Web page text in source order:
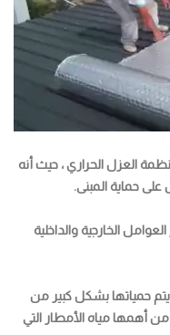
العزل الحراري ، حيث أنه
حماية المبنى.
الخارجية والداخلية
حمياتها بشكل كبير من
أهمها مياه الأمطار التي